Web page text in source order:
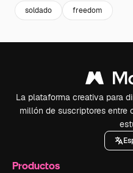
soldado freedom
La plataforma creativa para
millón de suscriptores entre
Productos